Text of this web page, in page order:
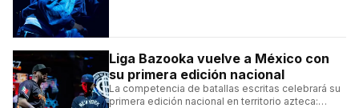
Liga Bazooka vuelve a México con
su primera edición nacional
La competencia de batallas escritas celebrará su
primera edición nacional en territorio azteca: